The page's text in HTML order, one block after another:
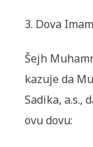
3. Dova
Šejh
kazuje da
Sadika, a.s.,
ovu dovu: